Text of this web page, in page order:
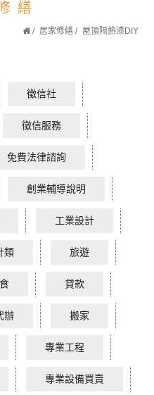
繕
居家修繕 屋頂隔熱漆DIY
徵信社
徵信服務
免費法律諮詢
創業輔導說明
工業設計
類 旅遊
貸款
辦 搬家
專業工程
專業設備買賣